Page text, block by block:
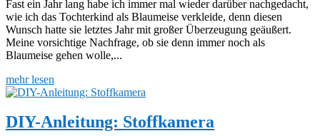
Fast ein Jahr lang habe ich immer mal wieder darüber nachgedacht,
wie ich das Tochterkind als Blaumeise verkleide, denn diesen
Wunsch hatte sie letztes Jahr mit großer Überzeugung geäußert.
Meine vorsichtige Nachfrage, ob sie denn immer noch als
Blaumeise gehen wolle,...
mehr lesen
DIY-Anleitung: Stoffkamera